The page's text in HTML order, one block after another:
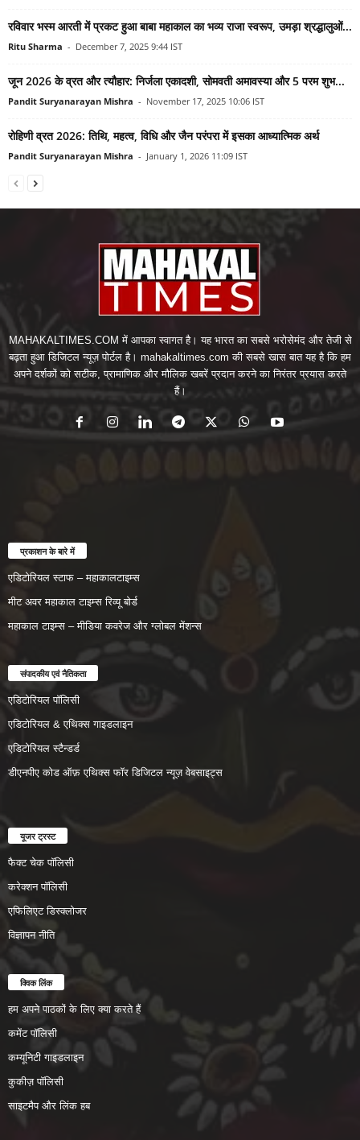
रविवार भस्म आरती में प्रकट हुआ बाबा महाकाल का भव्य राजा स्वरूप, उमड़ा श्रद्धालुओं...
Ritu Sharma - December 7, 2025 9:44 IST
जून 2026 के व्रत और त्यौहार: निर्जला एकादशी, सोमवती अमावस्या और 5 परम शुभ...
Pandit Suryanarayan Mishra - November 17, 2025 10:06 IST
रोहिणी व्रत 2026: तिथि, महत्व, विधि और जैन परंपरा में इसका आध्यात्मिक अर्थ
Pandit Suryanarayan Mishra - January 1, 2026 11:09 IST
MAHAKALTIMES.COM में आपका स्वागत है। यह भारत का सबसे भरोसेमंद और तेजी से
बढ़ता हुआ डिजिटल न्यूज़ पोर्टल है। mahakaltimes.com की सबसे खास बात यह है कि हम
अपने दर्शकों को सटीक, प्रामाणिक और मौलिक खबरें प्रदान करने का निरंतर प्रयास करते
हैं।
प्रकाशन के बारे में
एडिटोरियल स्टाफ – महाकालटाइम्स
मीट अवर महाकाल टाइम्स रिव्यू बोर्ड
महाकाल टाइम्स – मीडिया कवरेज और ग्लोबल मेंशन्स
संपादकीय एवं नैतिकता
एडिटोरियल पॉलिसी
एडिटोरियल & एथिक्स गाइडलाइन
एडिटोरियल स्टैन्डर्ड
डीएनपीए कोड ऑफ़ एथिक्स फॉर डिजिटल न्यूज़ वेबसाइट्स
यूजर ट्रस्ट
फैक्ट चेक पॉलिसी
करेक्शन पॉलिसी
एफिलिएट डिस्क्लोजर
विज्ञापन नीति
क्विक लिंक
हम अपने पाठकों के लिए क्या करते हैं
कमेंट पॉलिसी
कम्यूनिटी गाइडलाइन
कुकीज़ पॉलिसी
साइटमैप और लिंक हब